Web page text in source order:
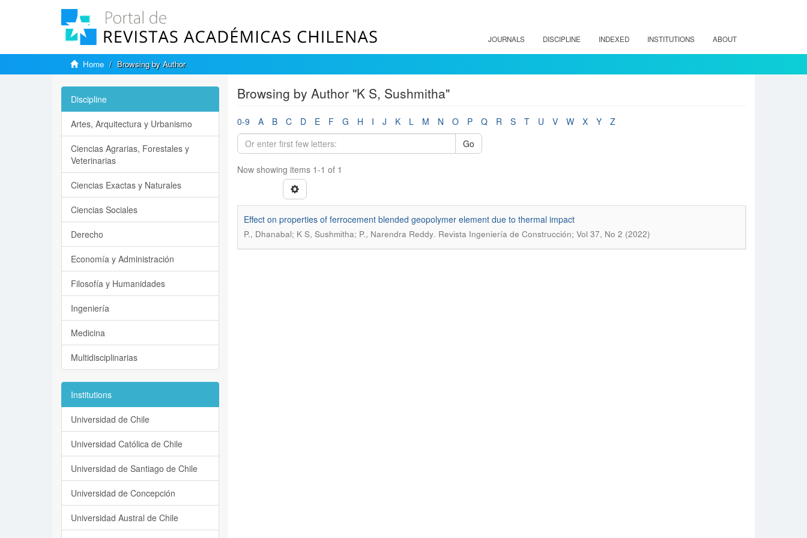
JOURNALS DISCIPLINE INDEXED INSTITUTIONS ABOUT
Home Browsing by Author
Browsing by Author "K S, Sushmitha"
0-9 A B C D E F G H I J K L M N O P Q R S T U V W X Y
Z
Go
Now showing items 1-1 of 1
Effect on properties of ferrocement blended geopolymer element due to thermal impact
P., Dhanabal; K S, Sushmitha; P., Narendra Reddy. Revista Ingeniería de Construcción; Vol 37, No 2 (2022)
Discipline
Artes, Arquitectura y Urbanismo
Ciencias Agrarias, Forestales y
Veterinarias
Ciencias Exactas y Naturales
Ciencias Sociales
Derecho
Economía y Administración
Filosofía y Humanidades
Ingeniería
Medicina
Multidisciplinarias
Institutions
Universidad de Chile
Universidad Católica de Chile
Universidad de Santiago de Chile
Universidad de Concepción
Universidad Austral de Chile